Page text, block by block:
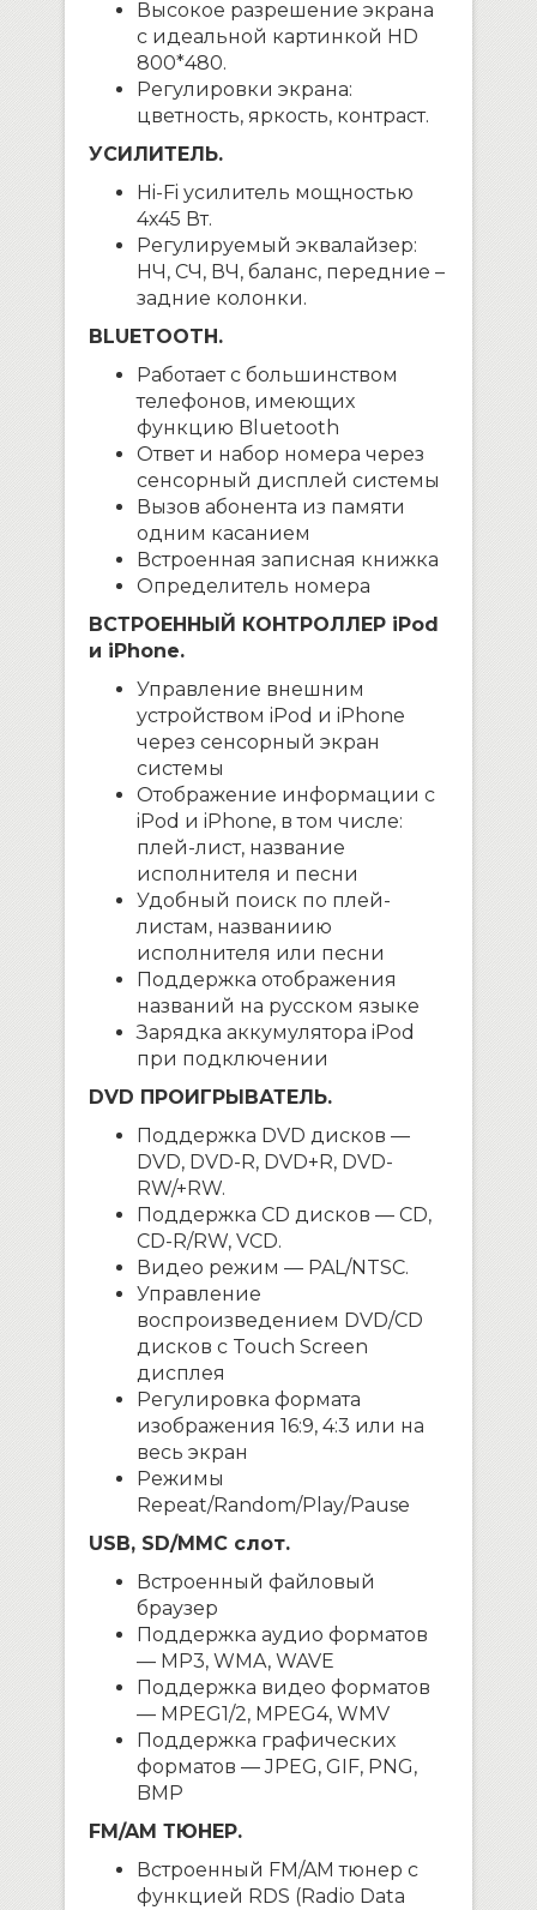
Высокое разрешение экрана
с идеальной картинкой HD
800*480.
Регулировки экрана:
цветность, яркость, контраст.
УСИЛИТЕЛЬ.
Hi-Fi усилитель мощностью
4х45 Вт.
Регулируемый эквалайзер:
НЧ, СЧ, ВЧ, баланс, передние –
задние колонки.
BLUETOOTH.
Работает с большинством
телефонов, имеющих
функцию Bluetooth
Ответ и набор номера через
сенсорный дисплей системы
Вызов абонента из памяти
одним касанием
Встроенная записная книжка
Определитель номера
ВСТРОЕННЫЙ КОНТРОЛЛЕР iPod
и iPhone.
Управление внешним
устройством iPod и iPhone
через сенсорный экран
системы
Отображение информации с
iPod и iPhone, в том числе:
плей-лист, название
исполнителя и песни
Удобный поиск по плей-
листам, названиию
исполнителя или песни
Поддержка отображения
названий на русском языке
Зарядка аккумулятора iPod
при подключении
DVD ПРОИГРЫВАТЕЛЬ.
Поддержка DVD дисков —
DVD, DVD-R, DVD+R, DVD-
RW/+RW.
Поддержка CD дисков — CD,
CD-R/RW, VCD.
Видео режим — PAL/NTSC.
Управление
воспроизведением DVD/CD
дисков с Touch Screen
дисплея
Регулировка формата
изображения 16:9, 4:3 или на
весь экран
Режимы
Repeat/Random/Play/Pause
USB, SD/MMC слот.
Встроенный файловый
браузер
Поддержка аудио форматов
— MP3, WMA, WAVE
Поддержка видео форматов
— MPEG1/2, MPEG4, WMV
Поддержка графических
форматов — JPEG, GIF, PNG,
BMP
FM/AM ТЮНЕР.
Встроенный FM/AM тюнер с
функцией RDS (Radio Data